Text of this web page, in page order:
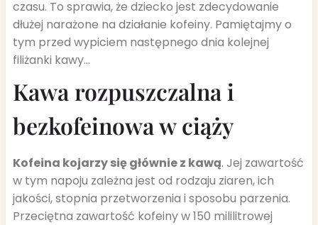
czasu. To sprawia, że dziecko jest zdecydowanie
dłużej narażone na działanie kofeiny. Pamiętajmy o
tym przed wypiciem następnego dnia kolejnej
filiżanki kawy…
Kawa rozpuszczalna i
bezkofeinowa w ciąży
Kofeina kojarzy się głównie z kawą. Jej zawartość
w tym napoju zależna jest od rodzaju ziaren, ich
jakości, stopnia przetworzenia i sposobu parzenia.
Przeciętna zawartość kofeiny w 150 mililitrowej